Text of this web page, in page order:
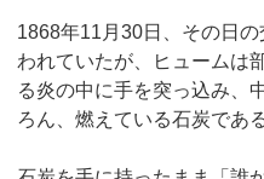
1868年11月30日、その日
われていたが、ヒュームは
る炎の中に手を突っ込み、
ろん、燃えている石炭である